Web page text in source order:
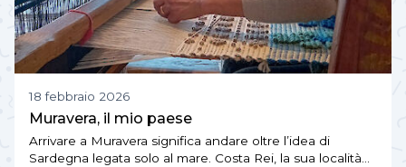
18 febbraio 2026
Muravera, il mio paese
Arrivare a Muravera significa andare oltre l’idea di
Sardegna legata solo al mare. Costa Rei, la sua località…